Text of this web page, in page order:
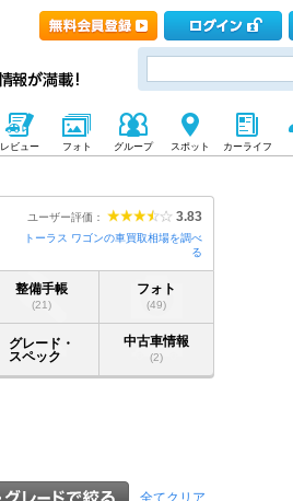
レビュー フォト グループ スポット カーライフ
ユーザー評価： 3.83
トーラス ワゴンの車買取相場を調べ
る
整備手帳
(21)
フォト
(49)
グレード・
スペック
中古車情報
(2)